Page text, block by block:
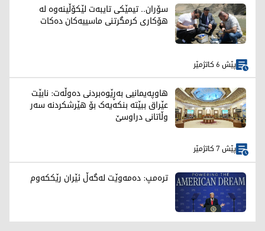
سۆران.. تیمێکی تایبەت لێکۆڵینەوە لە
هۆکاری کرمگرتنی ماسییەکان دەکات
پێش 6 کاتژمێر
هاوپەیمانیی بەڕێوەبردنی دەوڵەت: نابێت
عێراق ببێتە بنکەیەک بۆ هێرشکردنە سەر
وڵاتانی دراوسێ
پێش 7 کاتژمێر
ترەمپ: دەمەوێت لەگەڵ ئێران رێککەوم